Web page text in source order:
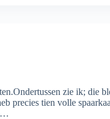
zie ik; die
precies tien volle